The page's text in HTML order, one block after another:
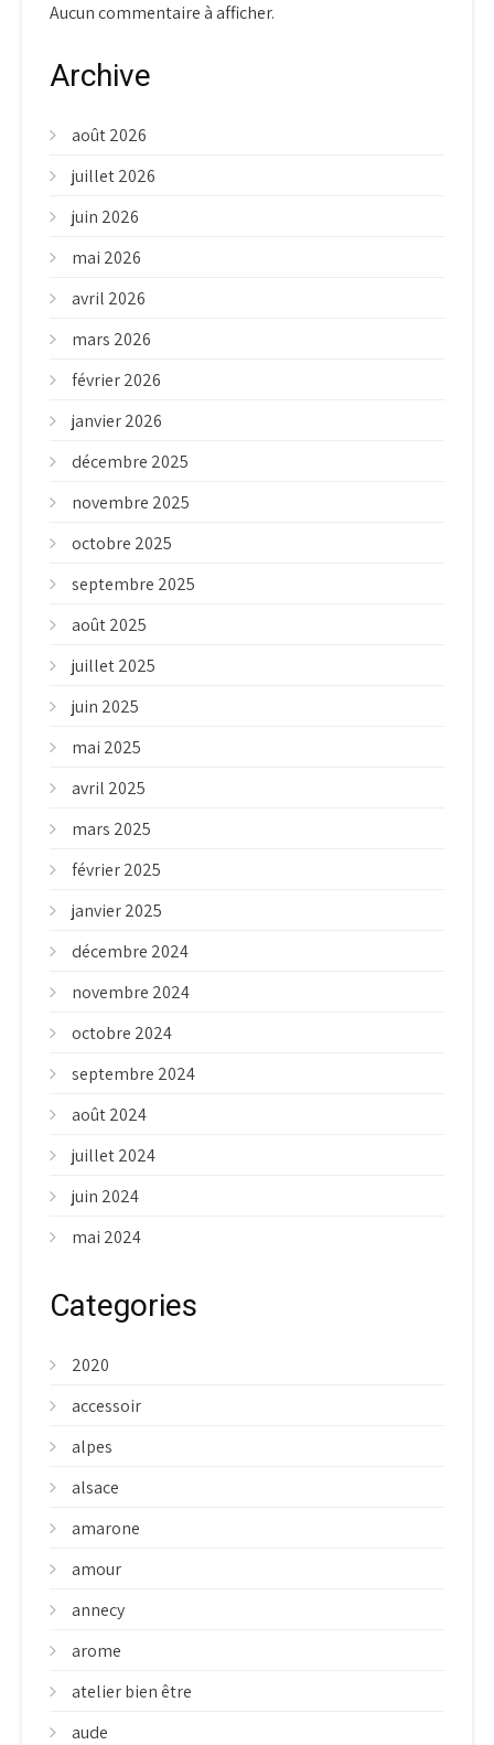
Aucun commentaire à afficher.
Archive
août 2026
juillet 2026
juin 2026
mai 2026
avril 2026
mars 2026
février 2026
janvier 2026
décembre 2025
novembre 2025
octobre 2025
septembre 2025
août 2025
juillet 2025
juin 2025
mai 2025
avril 2025
mars 2025
février 2025
janvier 2025
décembre 2024
novembre 2024
octobre 2024
septembre 2024
août 2024
juillet 2024
juin 2024
mai 2024
Categories
2020
accessoir
alpes
alsace
amarone
amour
annecy
arome
atelier bien être
aude